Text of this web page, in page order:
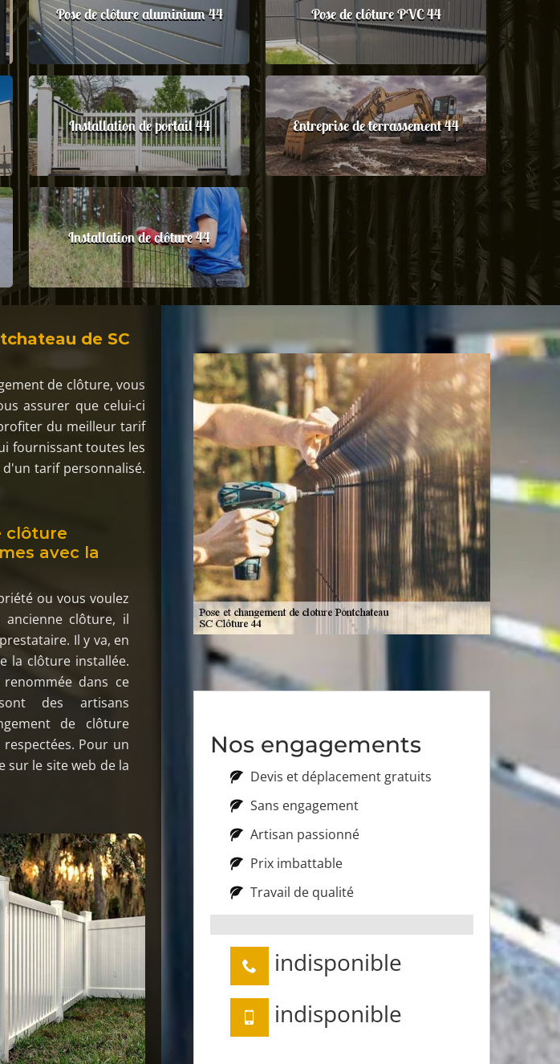
Pose de clôture aluminium 44 Pose de clôture PVC 44
Installation de portail 44 Entreprise de terrassement 44
Installation de clôture 44
de SC
de clôture, vous
assurer que celui-ci
du meilleur tarif
fournissant toutes les
tarif personnalisé.
clôture
avec la
ou vous voulez
clôture, il
Il y va, en
la clôture installée.
dans ce
des artisans
de clôture
Pour un
sur le site web de la
Nos engagements
Devis et déplacement gratuits
Sans engagement
Artisan passionné
Prix imbattable
Travail de qualité
indisponible
indisponible